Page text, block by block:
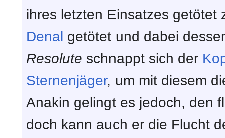
ihres letzten Einsatzes
Denal getötet und dabei
Resolute schnappt sich der
Sternenjäger, um mit diesem
Anakin gelingt es jedoch, den
doch kann auch er die Flucht